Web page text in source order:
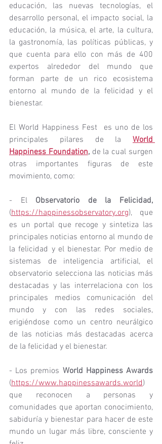
educación, las nuevas tecnologías, el
desarrollo personal, el impacto social, la
educación, la música, el arte, la cultura,
la gastronomía, las políticas públicas, y
que cuenta para ello con más de 400
expertos alrededor del mundo que
forman parte de un rico ecosistema
entorno al mundo de la felicidad y el
bienestar.
El World Happiness Fest  es uno de los
principales pilares de la
World
Happiness Foundation, de la cual surgen
otras importantes figuras de este
movimiento, como:
- El
(https://happinessobservatory.org), que
es un portal que recoge y sintetiza las
principales noticias entorno al mundo de
la felicidad y el bienestar. Por medio de
sistemas de inteligencia artificial, el
observatorio selecciona las noticias más
destacadas y las interrelaciona con los
principales medios comunicación del
mundo y con las redes sociales,
erigiéndose como un centro neurálgico
de las noticias más destacadas acerca
de la felicidad y el bienestar.
- Los premios
(https://www.happinessawards.world)
que reconocen a personas y
comunidades que aportan conocimiento,
sabiduría y bienestar para hacer de este
mundo un lugar más libre, consciente y